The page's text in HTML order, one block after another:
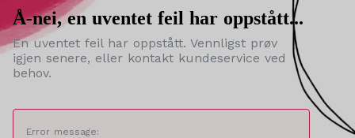
Å-nei, en uventet feil har oppstått...
En uventet feil har oppstått. Vennligst prøv
igjen senere, eller kontakt kundeservice ved
behov.
Error message: